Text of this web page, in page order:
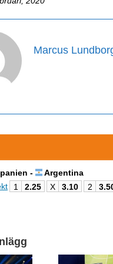
Marcus
-
Argentina
1 2.25 X 3.10 2